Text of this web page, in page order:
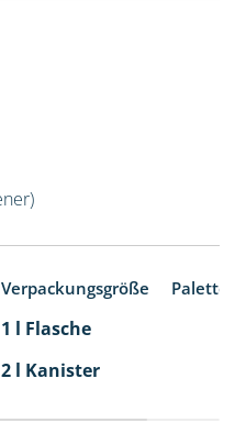
Verpackungsgröße
1 l Flasche
2 l Kanister